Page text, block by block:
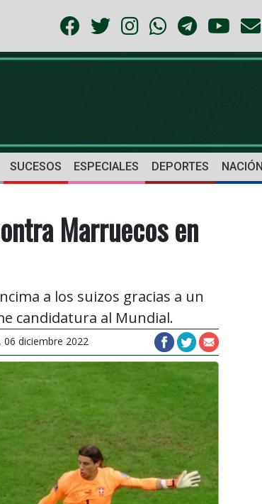
SUCESOS ESPECIALES DEPORTES NACIÓN
Marruecos en
a los suizos gracias a un
candidatura al Mundial.
06 diciembre 2022